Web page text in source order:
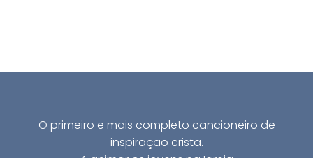
O primeiro e mais completo cancioneiro de
inspiração cristã.